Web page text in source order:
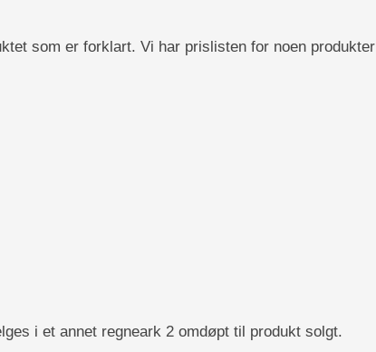
som er forklart. Vi har prislisten for noen produkter
i et annet regneark 2 omdøpt til produkt solgt.